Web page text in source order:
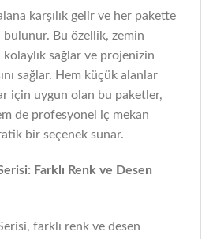
karşılık gelir ve her pakette
Bu özellik, zemin
sağlar ve projenizin
sağlar. Hem küçük alanlar
için uygun olan bu paketler,
de profesyonel iç mekan
bir seçenek sunar.
Farklı Renk ve Desen
farklı renk ve desen